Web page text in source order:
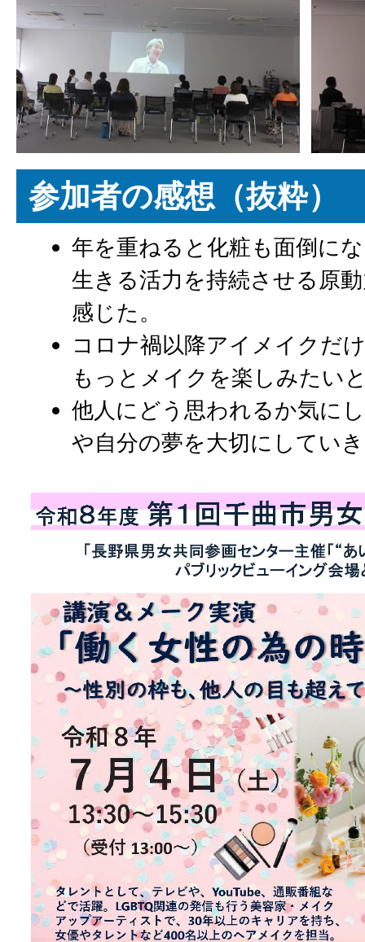
参加者の感想（抜粋）
年を重ねると化粧も面倒に
生きる活力を持続させる原
感じた。
コロナ禍以降アイメイクだ
もっとメイクを楽しみたい
他人にどう思われるか気に
や自分の夢を大切にしてい